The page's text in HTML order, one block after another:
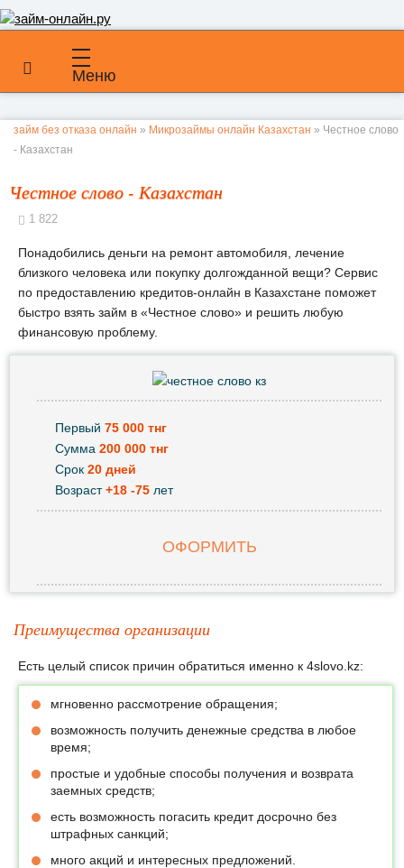
Меню
займ без отказа онлайн » Микрозаймы онлайн Казахстан » Честное слово
- Казахстан
Честное слово - Казахстан
1 822
Понадобились деньги на ремонт автомобиля, лечение
близкого человека или покупку долгожданной вещи? Сервис
по предоставлению кредитов-онлайн в Казахстане поможет
быстро взять займ в «Честное слово» и решить любую
финансовую проблему.
Первый 75 000 тнг
Сумма 200 000 тнг
Срок 20 дней
Возраст+18 -75 лет
ОФОРМИТЬ
Преимущества организации
Есть целый список причин обратиться именно к 4slovo.kz:
мгновенно рассмотрение обращения;
возможность получить денежные средства в любое
время;
простые и удобные способы получения и возврата
заемных средств;
есть возможность погасить кредит досрочно без
штрафных санкций;
много акций и интересных предложений.